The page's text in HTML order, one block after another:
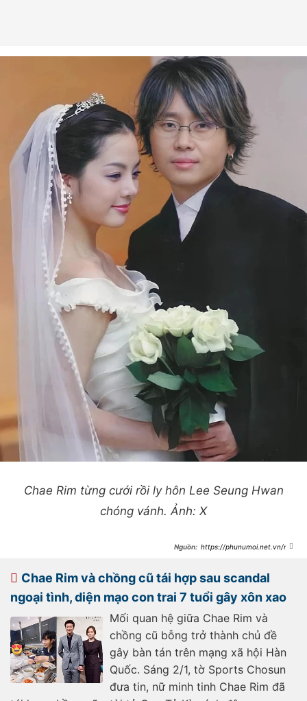
Chae Rim từng cưới rồi ly hôn Lee Seung Hwan
chóng vánh. Ảnh: X
https://phunumoi.net.vn/nu-
trong-cai-va-d357470.html
Chae Rim và chồng cũ tái hợp sau scandal
ngoại tình, diện mạo con trai 7 tuổi gây xôn xao
Mối quan hệ giữa Chae Rim và
chồng cũ bỗng trở thành chủ đề
gây bàn tán trên mạng xã hội Hàn
Quốc. Sáng 2/1, tờ Sports Chosun
đưa tin, nữ minh tinh Chae Rim đã